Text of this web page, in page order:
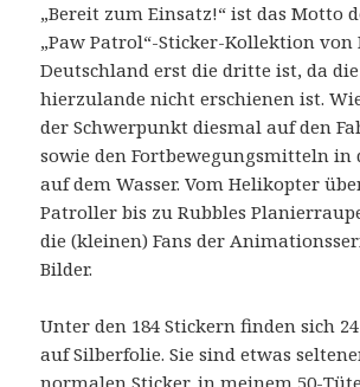
„Bereit zum Einsatz!“ ist das Motto
„Paw Patrol“-Sticker-Kollektion
Deutschland erst die dritte ist, da
hierzulande nicht erschienen ist.
der Schwerpunkt diesmal auf den
sowie den Fortbewegungsmitteln in
auf dem Wasser. Vom Helikopter
Patroller bis zu Rubbles
die (kleinen) Fans der
Bilder.
Unter den 184 Stickern finden sich
auf Silberfolie. Sie sind etwas